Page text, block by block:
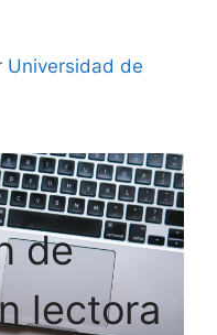
Universidad de
de
lectora